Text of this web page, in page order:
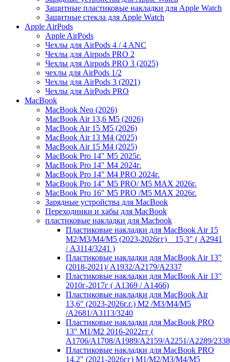
Защитные пластиковые накладки для Apple Watch
Защитные стекла для Apple Watch
Apple AirPods
Apple AirPods
Чехлы для AirPods 4 / 4 ANC
Чехлы для Airpods PRO 2
Чехлы для Airpods PRO 3 (2025)
чехлы для AirPods 1/2
Чехлы для AirPods 3 (2021)
Чехлы для AirPods PRO
MacBook
MacBook Neo (2026)
MacBook Air 13,6 M5 (2026)
MacBook Air 15 M5 (2026)
MacBook Air 13 M4 (2025)
MacBook Air 15 M4 (2025)
MacBook Pro 14" M5 2025г.
MacBook Pro 14" M4 2024г.
MacBook Pro 14" M4 PRO 2024г.
MacBook Pro 14" M5 PRO/ M5 MAX 2026г.
MacBook Pro 16" M5 PRO /M5 MAX 2026г.
Зарядные устройства для MacBook
Переходники и хабы для MacBook
пластиковые накладки для Macbook
Пластиковые накладки для MacBook Air 15
M2/M3/M4/M5 (2023-2026гг) _ 15,3" ( А2941
/ А3114/3241 )
Пластиковые накладки для MacBook Air 13"
(2018-2021)/ A1932/A2179/A2337
Пластиковые накладки для MacBook Air 13"
2010г-2017г ( А1369 / А1466)
Пластиковые накладки для MacBook Air
13,6" (2023-2026г.г.) M2 /M3/M4/M5
/A2681/A3113/3240
Пластиковые накладки для MacBook PRO
13" M1/M2 2016-2022гг (
А1706/A1708/A1989/A2159/A2251/A2289/
Пластиковые накладки для MacBook PRO
14.2" (2021-2026гг) M1/M2/M3/M4/M5